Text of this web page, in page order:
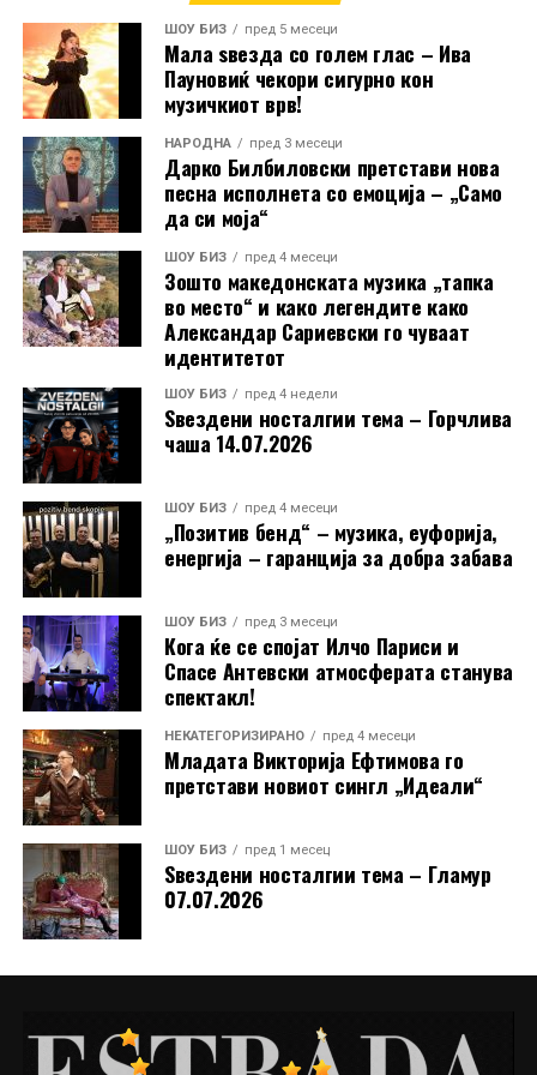
Стефанија испрати и искрена порака до своите
поддржувачи: „Сакам јавно на сите да се
заблагодарам за целата поддршка што ми ја
пружате. Започнав од нула, а сега стигнав до 4700
следачи на Инстаграм. Ве сакам!“
Токму оваа скромност, искреност и благодарност ја
прават уште поблиска до публиката. Во време кога
младите често се губат во трендови без вредност,
Димче Ѓорѓиовски и Стефанија Костадинова
испраќаат поинаква порака, дека македонската
песна, традиција и емоција сè уште имаат иднина.
ШОУ БИЗ пред 5 месеци
Мала ѕвезда со голем глас – Ива
Пауновиќ чекори сигурно кон
музичкиот врв!
НАРОДНА пред 3 месеци
Дарко Билбиловски претстави нова
песна исполнета со емоција – „Само
да си моја“
ШОУ БИЗ пред 4 месеци
Зошто македонската музика „тапка
во место“ и како легендите како
Александар Сариевски го чуваат
идентитетот
ШОУ БИЗ пред 4 недели
Ѕвездени носталгии тема – Горчлива
чаша 14.07.2026
ШОУ БИЗ пред 4 месеци
„Позитив бенд“ – музика, еуфорија,
енергија – гаранција за добра забава
ШОУ БИЗ пред 3 месеци
Кога ќе се спојат Илчо Париси и
Спасе Антевски атмосферата станува
спектакл!
НЕКАТЕГОРИЗИРАНО пред 4 месеци
Младата Викторија Ефтимова го
претстави новиот сингл „Идеали“
ШОУ БИЗ пред 1 месец
Ѕвездени носталгии тема – Гламур
07.07.2026